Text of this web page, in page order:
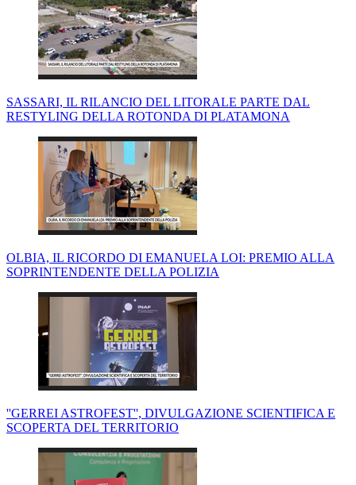
SASSARI, IL RILANCIO DEL LITORALE PARTE DAL
RESTYLING DELLA ROTONDA DI PLATAMONA
OLBIA, IL RICORDO DI EMANUELA LOI: PREMIO ALLA
SOPRINTENDENTE DELLA POLIZIA
''GERREI ASTROFEST'', DIVULGAZIONE SCIENTIFICA E
SCOPERTA DEL TERRITORIO